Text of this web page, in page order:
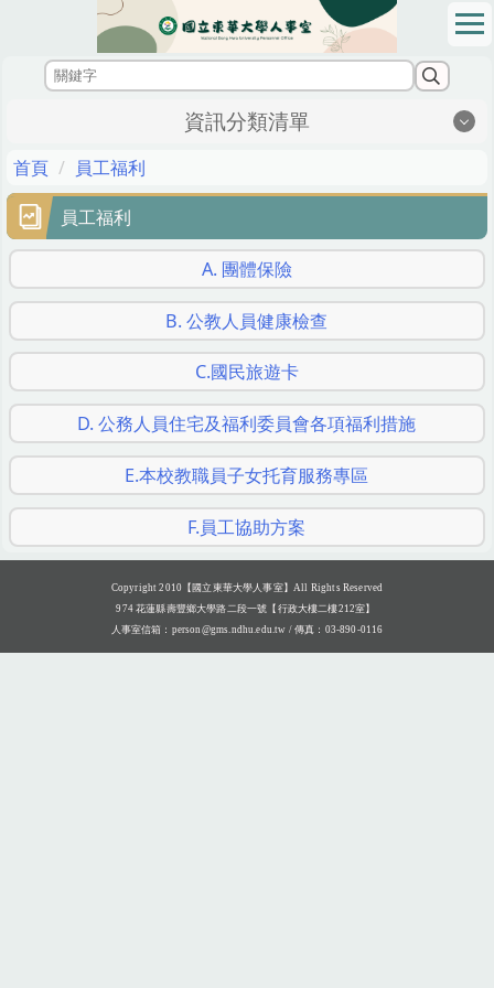
區
資訊分類清單
首頁 員工福利
員工福利
A. 團體保險
B. 公教人員健康檢查
C.國民旅遊卡
D. 公務人員住宅及福利委員會各項福利措施
E.本校教職員子女托育服務專區
F.員工協助方案
Copyright 2010【國立東華大學人事室】All Rights Reserved
974 花蓮縣壽豐鄉大學路二段一號【行政大樓二樓212室】
人事室信箱： person@gms.ndhu.edu.tw / 傳真：03-890-0116